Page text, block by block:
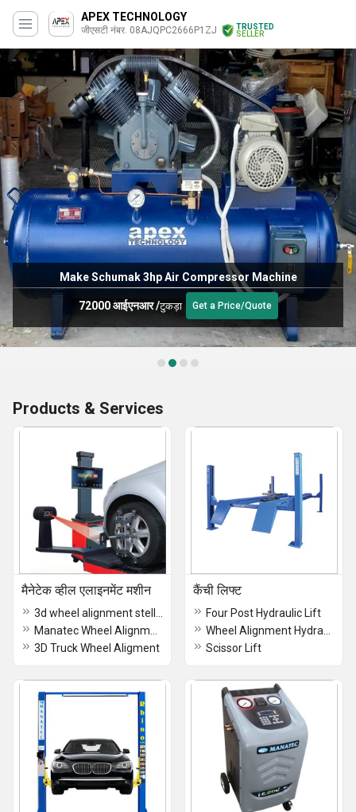
APEX TECHNOLOGY
जीएसटी नंबर. 08AJQPC2666P1ZJ
TRUSTED
SELLER
Make Schumak 3hp Air Compressor Machine
72000 आईएनआर/टुकड़ा Get a Price/Quote
Products & Services
मैनेटेक व्हील एलाइनमेंट मशीन
3D Truck Wheel Aligment
कैंची लिफ्ट
Four Post Hydraulic Lift
Scissor Lift